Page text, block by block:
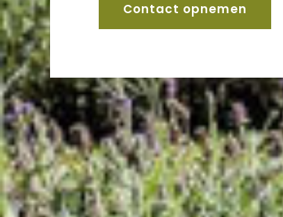
Contact opnemen